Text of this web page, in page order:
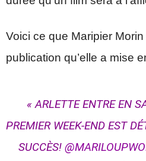
Voici ce que Maripier
publication qu’elle a mise
« ARLETTE ENTRE EN
PREMIER WEEK-END EST
SUCCÈS!